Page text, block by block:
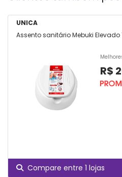
UNICA
Assento sanitário Mebuki Elevado
R$
Compare entre 1 lojas